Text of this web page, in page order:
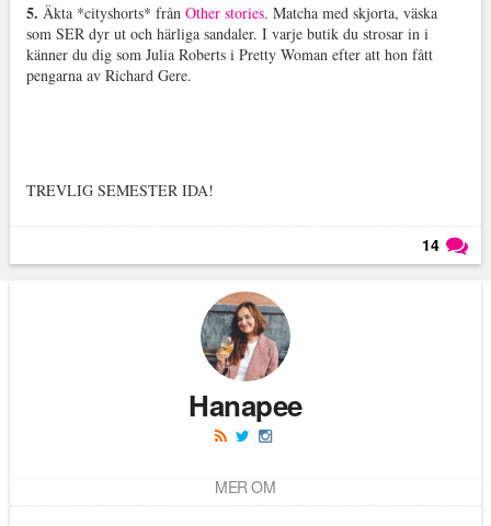
5. Äkta *cityshorts* från Other stories. Matcha med skjorta, väska
som SER dyr ut och härliga sandaler. I varje butik du strosar in i
känner du dig som Julia Roberts i Pretty Woman efter att hon fått
pengarna av Richard Gere.
TREVLIG SEMESTER IDA!
14
Hanapee
MER OM